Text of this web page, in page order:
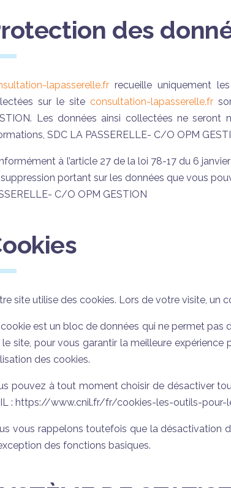
des
lapasserelle.fr recueille uniquement
sur le site consultation-lapasserelle.fr
Les données ainsi collectées ne seront
SDC LA PASSERELLE- C/O OPM
à l’article 27 de la loi 78-17 du 6
portant sur les données que vous
C/O OPM GESTION
site utilise des cookies. Lors de votre visite, un
est un bloc de données qui ne permet pas
le site, pour vous garantir la meilleure
des cookies.
pouvez à tout moment choisir de désactiver
: https://www.cnil.fr/fr/cookies-les-outils-pour-
vous rappelons toutefois que la désactivation
des fonctions basiques.